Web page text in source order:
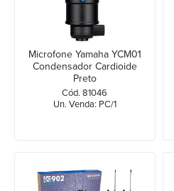
Microfone Yamaha YCM01
Condensador Cardioide
Preto
Cód. 81046
Un. Venda: PC/1